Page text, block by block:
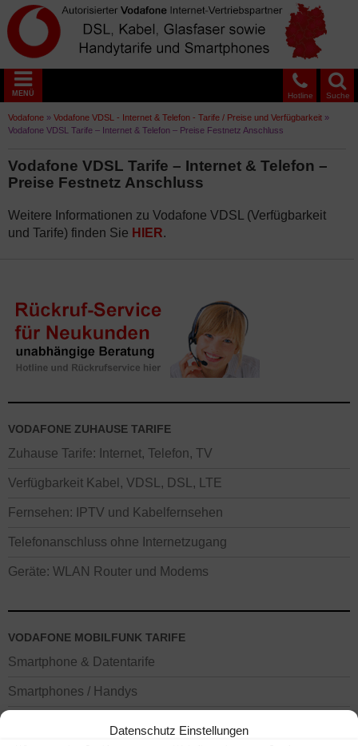
Datenschutz Einstellungen
Suche
Hotline
MENÜ
Vodafone » Vodafone VDSL - Internet & Telefon - Tarife / Preise und Verfügbarkeit »
Vodafone VDSL Tarife – Internet & Telefon – Preise Festnetz Anschluss
Vodafone VDSL Tarife – Internet & Telefon –
Preise Festnetz Anschluss
Weitere Informationen zu Vodafone VDSL (Verfügbarkeit
und Tarife) finden Sie HIER.
VODAFONE ZUHAUSE TARIFE
Zuhause Tarife: Internet, Telefon, TV
Verfügbarkeit Kabel, VDSL, DSL, LTE
Fernsehen: IPTV und Kabelfernsehen
Telefonanschluss ohne Internetzugang
Geräte: WLAN Router und Modems
VODAFONE MOBILFUNK TARIFE
Smartphone & Datentarife
Smartphones / Handys